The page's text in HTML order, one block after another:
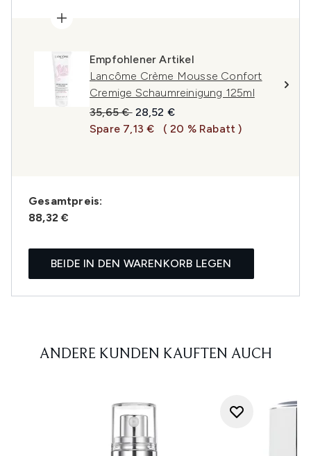
Empfohlener Artikel
Lancôme Crème Mousse Confort
Cremige Schaumreinigung 125ml
Unverbindliche Preisempfehlung:
35,65 € Aktueller Preis:
28,52 €
Spare 7,13 €
( 20 % Rabatt )
Gesamtpreis:
88,32 €
BEIDE IN DEN WARENKORB LEGEN
ANDERE KUNDEN KAUFTEN AUCH